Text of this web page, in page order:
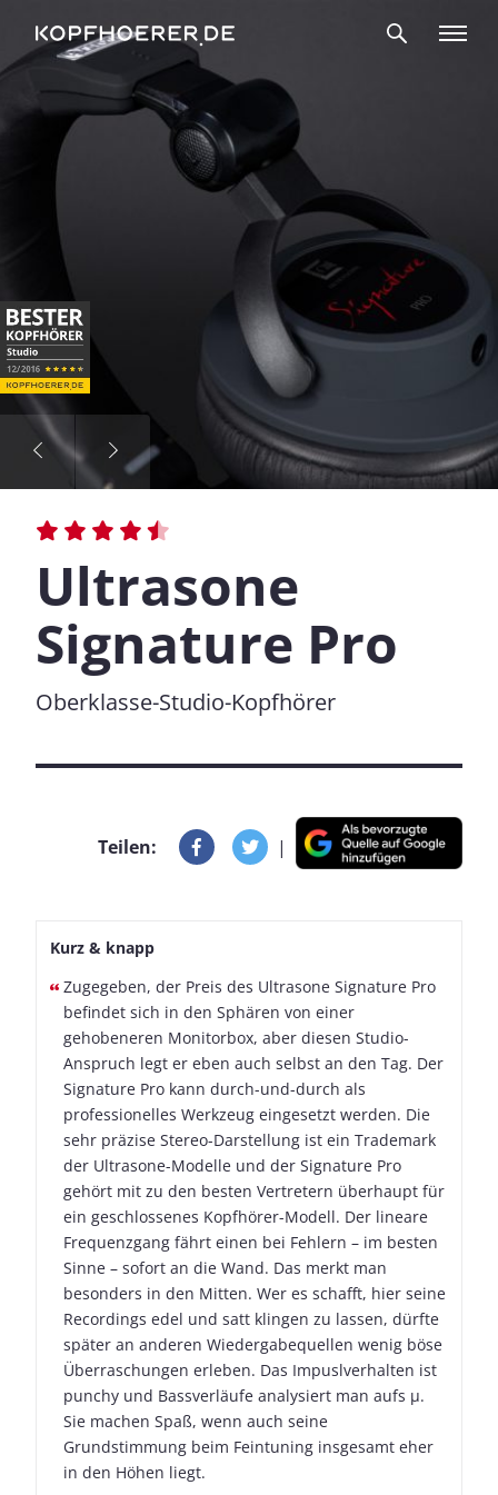
Ultrasone
Signature Pro
Oberklasse-Studio-Kopfhörer
Teilen: |
Kurz & knapp
Zugegeben, der Preis des Ultrasone Signature Pro
befindet sich in den Sphären von einer
gehobeneren Monitorbox, aber diesen Studio-
Anspruch legt er eben auch selbst an den Tag. Der
Signature Pro kann durch-und-durch als
professionelles Werkzeug eingesetzt werden. Die
sehr präzise Stereo-Darstellung ist ein Trademark
der Ultrasone-Modelle und der Signature Pro
gehört mit zu den besten Vertretern überhaupt für
ein geschlossenes Kopfhörer-Modell. Der lineare
Frequenzgang fährt einen bei Fehlern – im besten
Sinne – sofort an die Wand. Das merkt man
besonders in den Mitten. Wer es schafft, hier seine
Recordings edel und satt klingen zu lassen, dürfte
später an anderen Wiedergabequellen wenig böse
Überraschungen erleben. Das Impuslverhalten ist
punchy und Bassverläufe analysiert man aufs µ.
Sie machen Spaß, wenn auch seine
Grundstimmung beim Feintuning insgesamt eher
in den Höhen liegt.